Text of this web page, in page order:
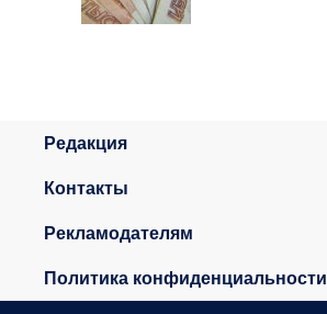
Редакция
Контакты
Рекламодателям
Политика конфиденциальности